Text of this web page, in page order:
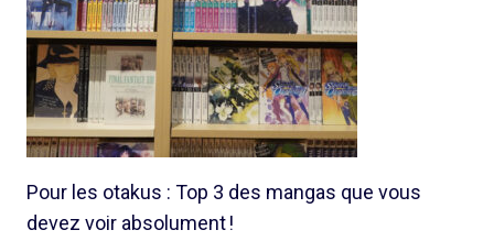
Pour les otakus : Top 3 des mangas que vous
devez voir absolument !